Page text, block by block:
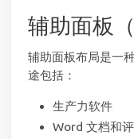
辅助面板
辅助面板布局是一
途包括：
生产力软件
Word 文档和